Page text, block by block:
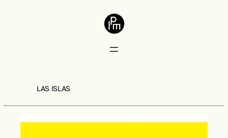
LAS ISLAS